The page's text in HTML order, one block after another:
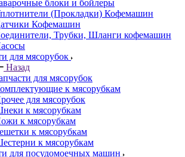
блоки и бойлеры
(Прокладки) Кофемашин
Кофемашин
Трубки, Шланги кофемашин
для мясорубок
Назад
для мясорубок
к мясорубкам
для мясорубок
к мясорубкам
к мясорубкам
к мясорубкам
к мясорубкам
для посудомоечных машин